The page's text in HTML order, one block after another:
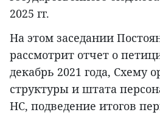
2025 гг.
На этом заседании
рассмотрит отчет о
декабрь 2021 года, Схему
структуры и штата
НС, подведение итогов